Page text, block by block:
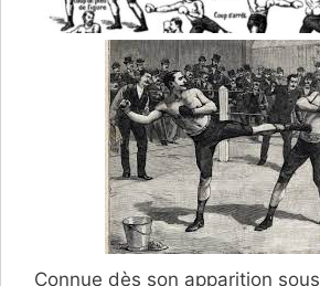
Connue dès son apparition